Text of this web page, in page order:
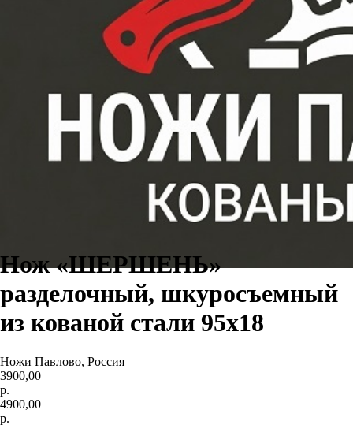
Нож «ШЕРШЕНЬ»
разделочный, шкуросъемный
из кованой стали 95х18
Ножи Павлово, Россия
3900,00
р.
4900,00
р.